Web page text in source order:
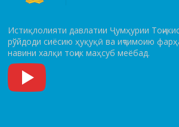
Истиқлолияти давлатии Ҷумҳурии
рўй­до­ди сиёсию ҳуқуқӣ ва иҷтимоию
навини халқи тоҷик маҳсуб меёбад.